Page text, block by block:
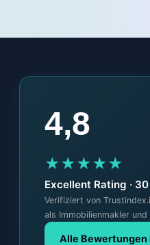
4,8
★★★★★
Excellent Rating ·
Verifiziert von
als Immobilienmakler
Alle Bewertungen